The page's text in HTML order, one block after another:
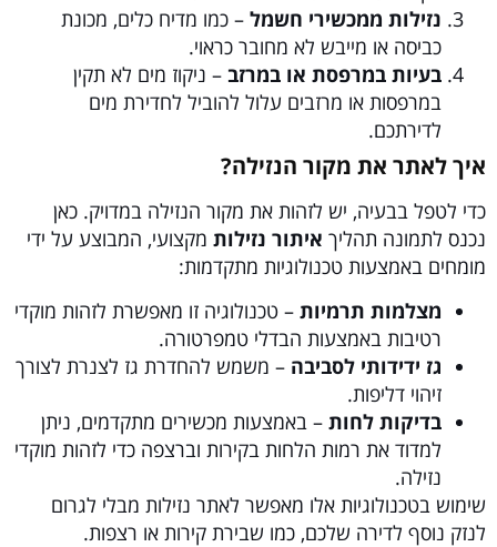
נזילות ממכשירי חשמל – כמו מדיח כלים, מכונת
כביסה או מייבש לא מחובר כראוי.
בעיות במרפסת או במרזב – ניקוז מים לא תקין
במרפסות או מרזבים עלול להוביל לחדירת מים
לדירתכם.
איך לאתר את מקור הנזילה?
כדי לטפל בבעיה, יש לזהות את מקור הנזילה במדויק. כאן
נכנס לתמונה תהליך איתור נזילות מקצועי, המבוצע על ידי
מומחים באמצעות טכנולוגיות מתקדמות:
מצלמות תרמיות – טכנולוגיה זו מאפשרת לזהות מוקדי
רטיבות באמצעות הבדלי טמפרטורה.
גז ידידותי לסביבה – משמש להחדרת גז לצנרת לצורך
זיהוי דליפות.
בדיקות לחות – באמצעות מכשירים מתקדמים, ניתן
למדוד את רמות הלחות בקירות וברצפה כדי לזהות מוקדי
נזילה.
שימוש בטכנולוגיות אלו מאפשר לאתר נזילות מבלי לגרום
לנזק נוסף לדירה שלכם, כמו שבירת קירות או רצפות.